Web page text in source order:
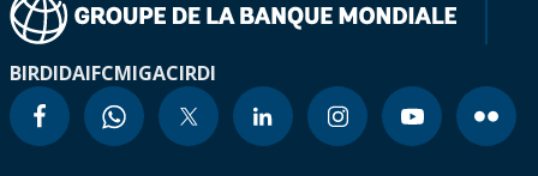
BIRDIDAIFCMIGACIRDI